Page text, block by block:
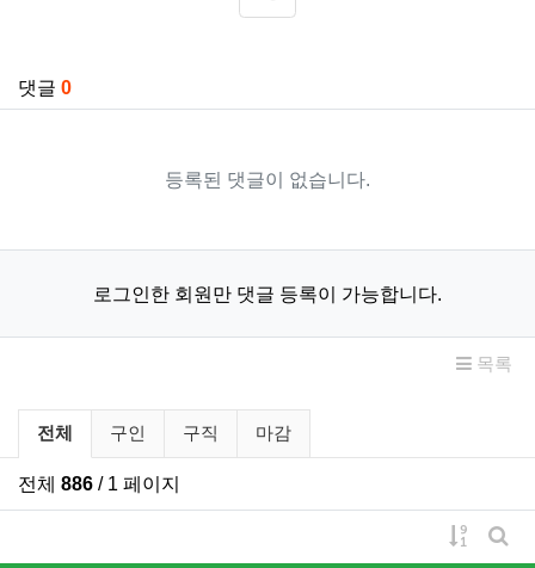
SNS 공유
댓글 0
등록된 댓글이 없습니다.
로그인한 회원만 댓글 등록이 가능합니다.
목록
구인/구직 분류 목록
전체 구인 구직 마감
전체 886 / 1 페이지
게시물
게